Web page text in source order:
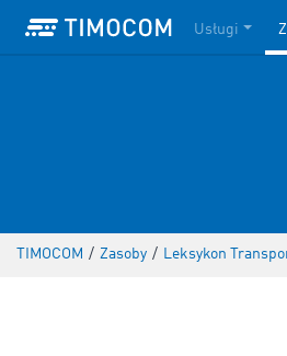
Usługi
TIMOCOM / Zasoby / Leksykon